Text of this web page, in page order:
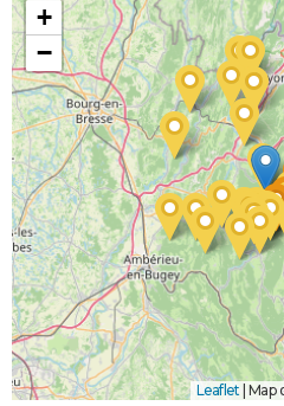
+
−
Leaflet | Map